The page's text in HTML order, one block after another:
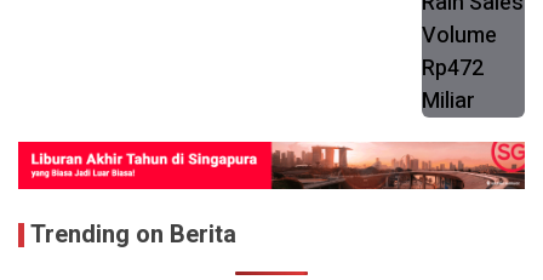
Trending on Berita